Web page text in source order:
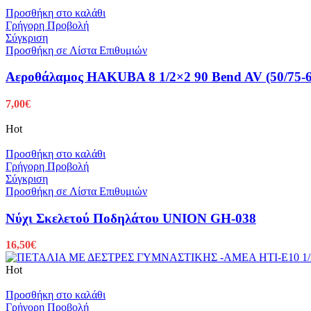
Προσθήκη στο καλάθι
Γρήγορη Προβολή
Σύγκριση
Προσθήκη σε Λίστα Επιθυμιών
Αεροθάλαμος HAKUBA 8 1/2×2 90 Bend AV (50/75-
7,00€
Hot
Προσθήκη στο καλάθι
Γρήγορη Προβολή
Σύγκριση
Προσθήκη σε Λίστα Επιθυμιών
Νύχι Σκελετού Ποδηλάτου UNION GH-038
16,50€
Hot
Προσθήκη στο καλάθι
Γρήγορη Προβολή